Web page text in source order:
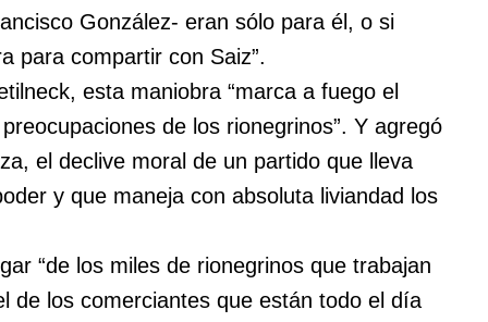
González- eran sólo para él, o si
para compartir con Saiz”.
esta maniobra “marca a fuego el
de los rionegrinos”. Y agregó
el declive moral de un partido que lleva
y que maneja con absoluta liviandad los
“de los miles de rionegrinos que trabajan
de los comerciantes que están todo el día